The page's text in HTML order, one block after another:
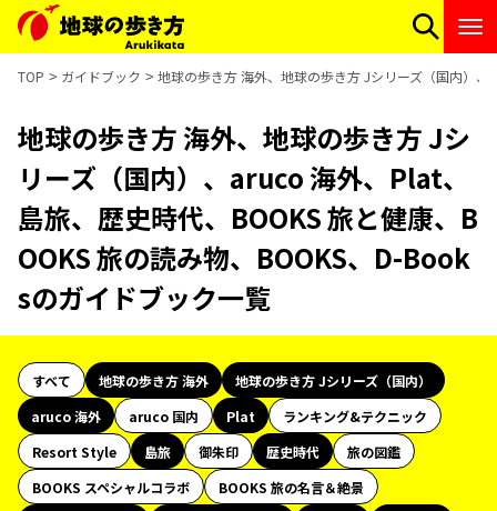
TOP ガイドブック 地球の歩き方 海外、地球の歩き方 Jシリーズ（国内）
地球の歩き方 海外、地球の歩き方 Jシ
リーズ（国内）、aruco 海外、Plat、
島旅、歴史時代、BOOKS 旅と健康、B
OOKS 旅の読み物、BOOKS、D-Book
sのガイドブック一覧
すべて 地球の歩き方 海外
地球の歩き方 Jシリーズ（国内）
aruco 海外
aruco 国内 Plat
ランキング&テクニック
Resort Style
島旅 御朱印 歴史時代
旅の図鑑
BOOKS スペシャルコラボ
BOOKS 旅の名言＆絶景